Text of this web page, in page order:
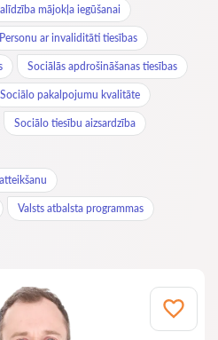
mājokļa iegūšanai
Personu ar invaliditāti tiesības
Sociālās apdrošināšanas tiesības
Sociālo pakalpojumu kvalitāte
Sociālo tiesību aizsardzība
Valsts atbalsta programmas